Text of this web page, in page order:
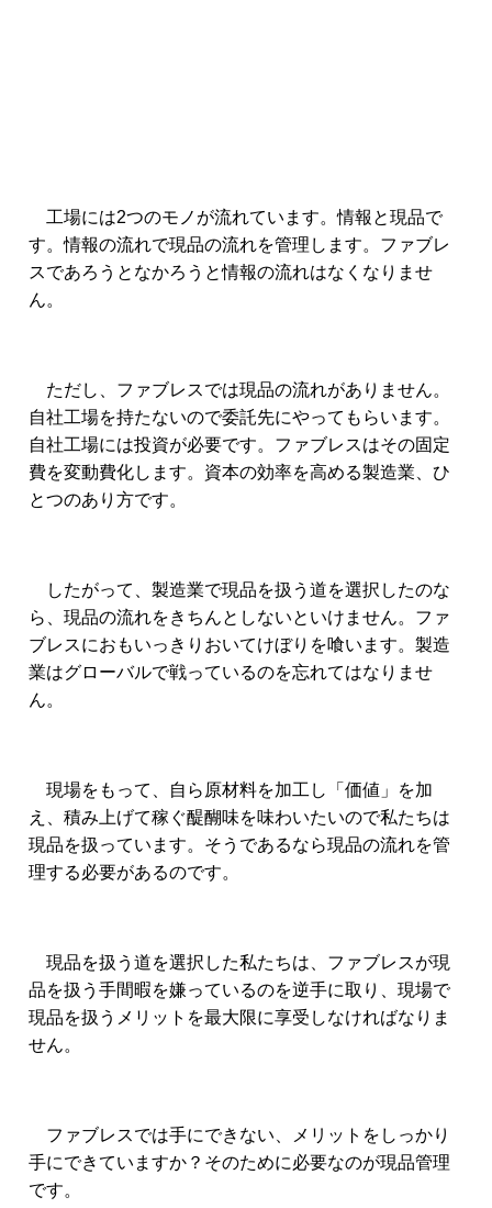
工場には2つのモノが流れています。情報と現品で
す。情報の流れで現品の流れを管理します。ファブレ
スであろうとなかろうと情報の流れはなくなりませ
ん。
ただし、ファブレスでは現品の流れがありません。
自社工場を持たないので委託先にやってもらいます。
自社工場には投資が必要です。ファブレスはその固定
費を変動費化します。 資本の効率を高める製造業、ひ
とつのあり方です。
したがって、製造業で現品を扱う道を選択したのな
ら、現品の流れをきちんとしないといけません。ファ
ブレスにおもいっきりおいてけぼりを喰います。製造
業はグローバルで戦っているのを忘れてはなりませ
ん。
現場をもって、自ら原材料を加工し「価値」を加
え、積み上げて稼ぐ醍醐味を味わいたいので私たちは
現品を扱っています。そうであるなら現品の流れを管
理する必要があるのです。
現品を扱う道を選択した私たちは、ファブレスが現
品を扱う手間暇を嫌っているのを逆手に取り、現場で
現品を扱うメリットを最大限に享受しなければなりま
せん。
ファブレスでは手にできない、メリットをしっかり
手にできていますか？そのために必要なのが現品管理
です。